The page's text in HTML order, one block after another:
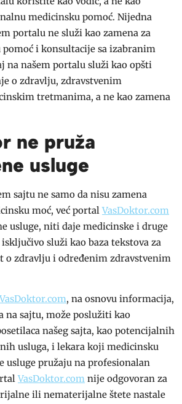
medicinsku pomoć. Nijedna
portalu ne služi kao zamena za
i konsultacije sa izabranim
na našem portalu služi kao opšti
o zdravlju, zdravstvenim
tretmanima, a ne kao zamena
ne pruža
usluge
sajtu ne samo da nisu zamena
moć, već portalVasDoktor.com
usluge, niti daje medicinske i druge
isključivo služi kao baza tekstova za
o zdravlju i određenim zdravstvenim
VasDoktor.com, na osnovu informacija,
na sajtu, može poslužiti kao
našeg sajta, kao potencijalnih
usluga, i lekara koji medicinsku
usluge pružaju na profesionalan
VasDoktor.com nije odgovoran za
ili nematerijalne štete nastale